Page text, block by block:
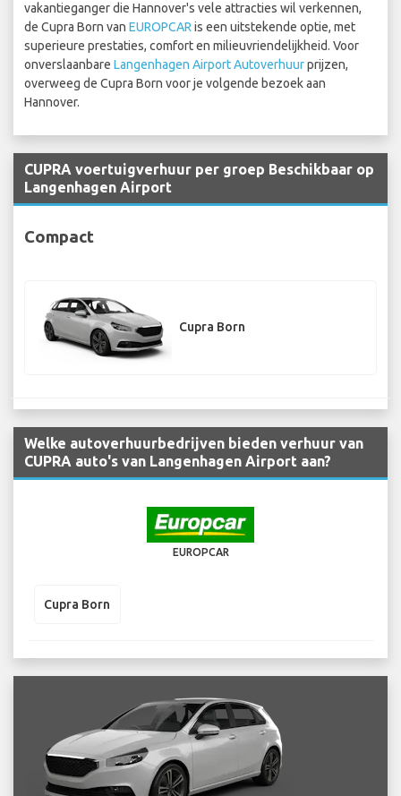
vakantieganger die Hannover's vele attracties wil verkennen,
de Cupra Born van EUROPCAR is een uitstekende optie, met
superieure prestaties, comfort en milieuvriendelijkheid. Voor
onverslaanbare Langenhagen Airport Autoverhuurprijzen,
overweeg de Cupra Born voor je volgende bezoek aan
Hannover.
CUPRA voertuigverhuur per groep Beschikbaar op
Langenhagen Airport
Compact
Cupra Born
Welke autoverhuurbedrijven bieden verhuur van
CUPRA auto's van Langenhagen Airport aan?
EUROPCAR
Cupra Born